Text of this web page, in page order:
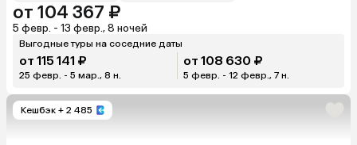
от 104 367 ₽
5 февр. - 13 февр., 8 ночей
Выгодные туры на соседние даты
от 115 141 ₽
25 февр. - 5 мар., 8 н.
от 108 630 ₽
5 февр. - 12 февр., 7 н.
Кешбэк + 2 485